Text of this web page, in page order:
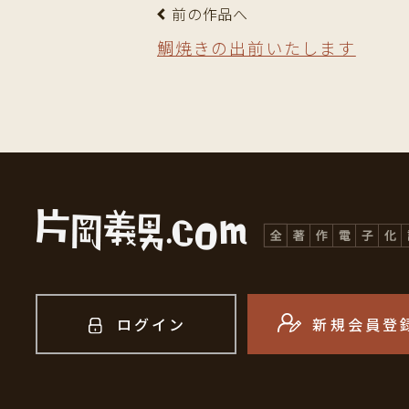
前の作品へ
鯛焼きの出前いたします
ログイン 新規会員登